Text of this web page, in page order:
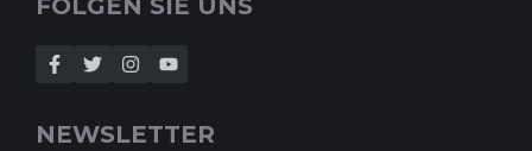
FOLGEN SIE UNS
NEWSLETTER